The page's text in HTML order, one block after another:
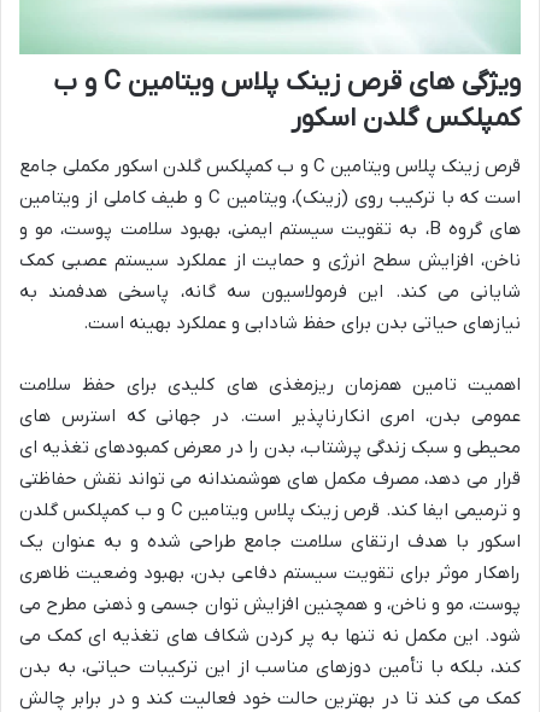
ویژگی های قرص زینک پلاس ویتامین C و ب
کمپلکس گلدن اسکور
قرص زینک پلاس ویتامین C و ب کمپلکس گلدن اسکور مکملی جامع
است که با ترکیب روی (زینک)، ویتامین C و طیف کاملی از ویتامین
های گروه B، به تقویت سیستم ایمنی، بهبود سلامت پوست، مو و
ناخن، افزایش سطح انرژی و حمایت از عملکرد سیستم عصبی کمک
شایانی می کند. این فرمولاسیون سه گانه، پاسخی هدفمند به
نیازهای حیاتی بدن برای حفظ شادابی و عملکرد بهینه است.
اهمیت تامین همزمان ریزمغذی های کلیدی برای حفظ سلامت
عمومی بدن، امری انکارناپذیر است. در جهانی که استرس های
محیطی و سبک زندگی پرشتاب، بدن را در معرض کمبودهای تغذیه ای
قرار می دهد، مصرف مکمل های هوشمندانه می تواند نقش حفاظتی
و ترمیمی ایفا کند. قرص زینک پلاس ویتامین C و ب کمپلکس گلدن
اسکور با هدف ارتقای سلامت جامع طراحی شده و به عنوان یک
راهکار موثر برای تقویت سیستم دفاعی بدن، بهبود وضعیت ظاهری
پوست، مو و ناخن، و همچنین افزایش توان جسمی و ذهنی مطرح می
شود. این مکمل نه تنها به پر کردن شکاف های تغذیه ای کمک می
کند، بلکه با تأمین دوزهای مناسب از این ترکیبات حیاتی، به بدن
کمک می کند تا در بهترین حالت خود فعالیت کند و در برابر چالش